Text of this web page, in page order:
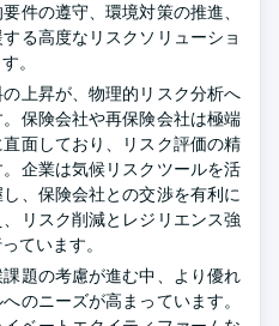
件の遵守、環境対策の推進、
る高度なリスクソリューショ
。
上昇が、物理的リスク分析へ
保険会社や再保険会社は極端
面しており、リスク評価の精
企業は気候リスクツールを活
、保険会社との交渉を有利に
リスク削減とレジリエンス強
ています。
題の考慮が進む中、より優れ
のニーズが高まっています。